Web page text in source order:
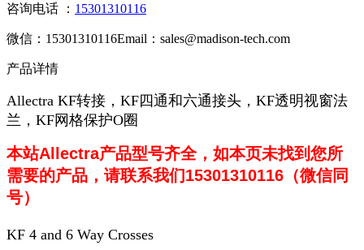
咨询电话 ： 15301310116
微信：15301310116Email：sales@madison-tech.com
产品详情
Allectra KF转接，KF四通和六通接头，KF透明视窗法
兰，KF网格保护O圈
本站Allectra产品型号齐全，如本页未找到您所
需要的产品，请联系我们15301310116（微信同
号）
KF 4 and 6 Way Crosses